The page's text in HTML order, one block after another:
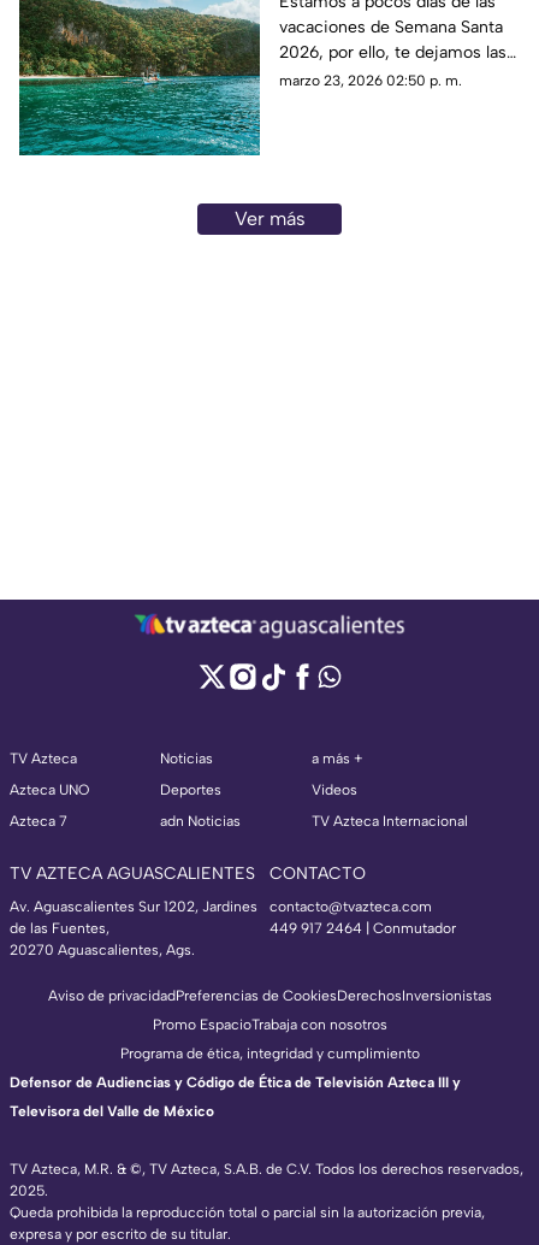
carro y autobús para la
Semana Santa 2026
vacaciones de Semana Santa
2026, por ello, te dejamos las
rutas para ir a la playa más
marzo 23, 2026 02:50 p. m.
Ver más
TV Azteca
Azteca UNO
Azteca 7
Noticias
Deportes
adn Noticias
a más +
Videos
TV Azteca Internacional
TV AZTECA AGUASCALIENTES
Av. Aguascalientes Sur 1202, Jardines
de las Fuentes,
20270 Aguascalientes, Ags.
CONTACTO
contacto@tvazteca.com
449 917 2464 | Conmutador
TV Azteca, M.R. & ©, TV Azteca, S.A.B. de C.V. Todos los derechos reservados,
2025.
Queda prohibida la reproducción total o parcial sin la autorización previa,
expresa y por escrito de su titular.
Aviso de privacidadPreferencias de CookiesDerechosInversionistas
Promo EspacioTrabaja con nosotros
Programa de ética, integridad y cumplimiento
Defensor de Audiencias y Código de Ética de Televisión Azteca III y
Televisora del Valle de México